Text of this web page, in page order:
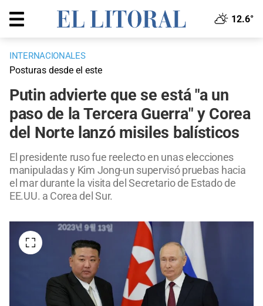
12.6°
INTERNACIONALES
Posturas desde el este
Putin advierte que se está "a un
paso de la Tercera Guerra" y Corea
del Norte lanzó misiles balísticos
El presidente ruso fue reelecto en unas elecciones
manipuladas y Kim Jong-un supervisó pruebas hacia
el mar durante la visita del Secretario de Estado de
EE.UU. a Corea del Sur.